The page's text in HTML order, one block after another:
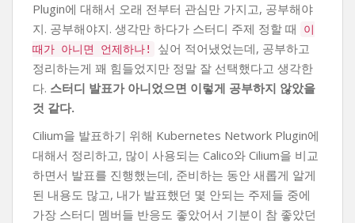
Plugin에 대해서 오래 전부터 관심만 가지고, 공부해야
지. 공부해야지. 생각만 하다가 스터디 주제 정할 때
이
때가 아니면 언제하나!
싶어 적어냈었는데, 공부하고
정리하는게 꽤 힘들었지만 정말 잘 선택했다고 생각한
다. 스터디 발표가 아니었으면 이렇게 공부하지 않았을
것 같다.
Cilium을 발표하기 위해 Kubernetes Network Plugin에
대해서 정리하고, 많이 사용되는 Calico와 Cilium을 비교
하면서 발표를 진행했는데, 준비하는 동안 새롭게 알게
된 내용도 많고, 내가 발표했던 몇 안되는 주제들 중에
가장 스터디 멤버들 반응도 좋았어서 기분이 참 좋았던